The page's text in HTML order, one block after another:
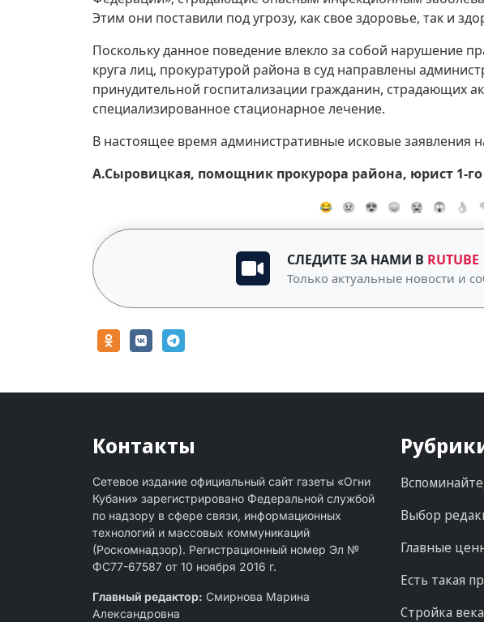
Этим они поставили под угрозу, как свое здоровье, так и
Поскольку данное поведение влекло за собой нарушение
круга лиц, прокуратурой района в суд направлены
принудительной госпитализации гражданин, страдающих
специализированное стационарное лечение.
В настоящее время административные исковые заявления
А.Сыровицкая, помощник прокурора района, юрист 1-го
😂 😢 😍 😞 😭 😱 👌
СЛЕДИТЕ ЗА НАМИ В RUTUBE
Только актуальные новости и
Контакты
Сетевое издание официальный сайт газеты «Огни
Кубани» зарегистрировано Федеральной службой
по надзору в сфере связи, информационных
технологий и массовых коммуникаций
(Роскомнадзор). Регистрационный номер Эл №
ФС77-67587 от 10 ноября 2016 г.
Главный редактор: Смирнова Марина
Александровна
Выбор
Главные
Есть такая
Стройка века